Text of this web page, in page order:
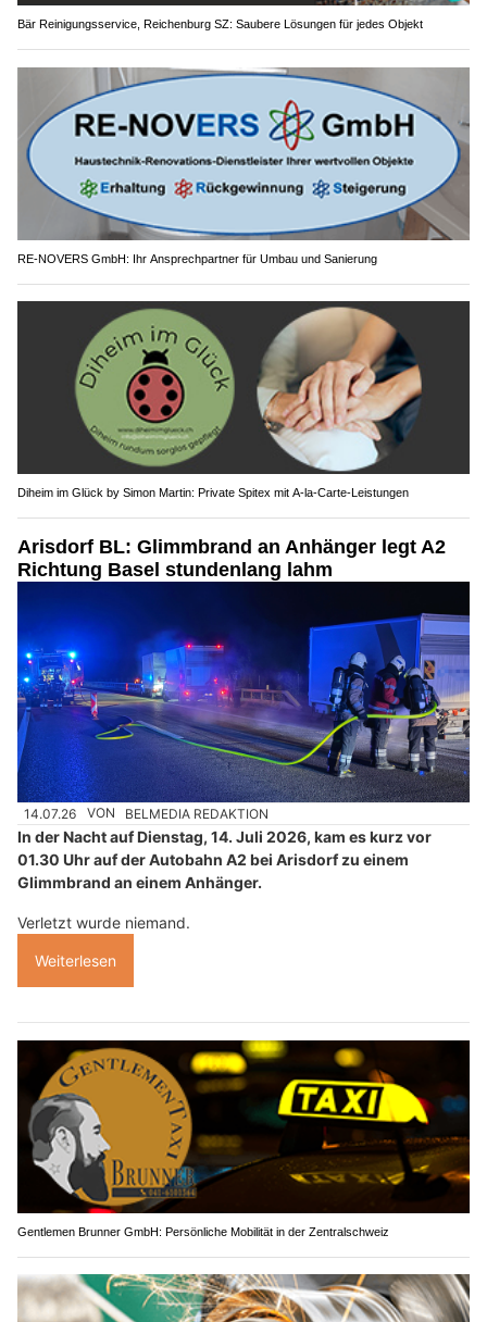
Bär Reinigungsservice, Reichenburg SZ: Saubere Lösungen für jedes Objekt
RE-NOVERS GmbH: Ihr Ansprechpartner für Umbau und Sanierung
Diheim im Glück by Simon Martin: Private Spitex mit A-la-Carte-Leistungen
Arisdorf BL: Glimmbrand an Anhänger legt A2
Richtung Basel stundenlang lahm
14.07.26 VON BELMEDIA REDAKTION
In der Nacht auf Dienstag, 14. Juli 2026, kam es kurz vor
01.30 Uhr auf der Autobahn A2 bei Arisdorf zu einem
Glimmbrand an einem Anhänger.
Verletzt wurde niemand.
Weiterlesen
Gentlemen Brunner GmbH: Persönliche Mobilität in der Zentralschweiz